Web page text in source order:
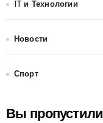
IT и Технологии
Новости
Спорт
Вы пропустили